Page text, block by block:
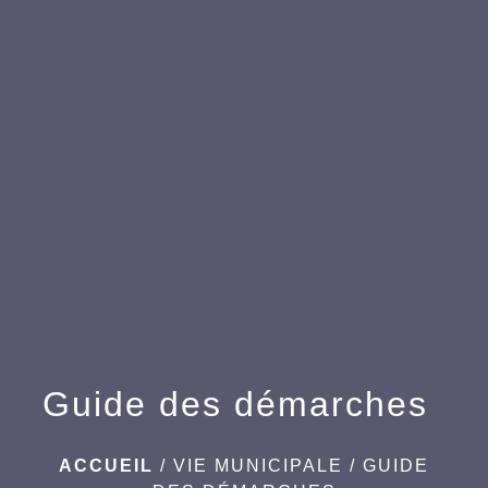
Guide des démarches
ACCUEIL / VIE MUNICIPALE / GUIDE